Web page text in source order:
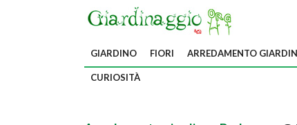
GIARDINO FIORI ARREDAMENTO
CURIOSITÀ